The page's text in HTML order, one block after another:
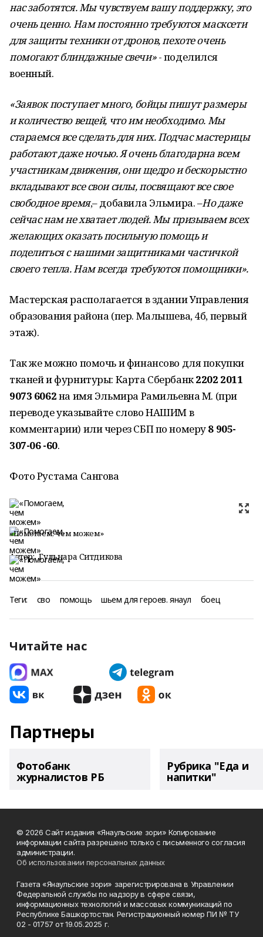
нас заботятся. Мы чувствуем вашу поддержку, это
очень ценно. Нам постоянно требуются масксети
для защиты техники от дронов, пехоте очень
помогают блиндажные свечи»- поделился
военный.
«Заявок поступает много, бойцы пишут размеры
и количество вещей, что им необходимо. Мы
стараемся все сделать для них. Подчас мастерицы
работают даже ночью. Я очень благодарна всем
участникам движения, они щедро и бескорыстно
вкладывают все свои силы, посвящают все свое
свободное время,– добавила Эльмира. –Но даже
сейчас нам не хватает людей. Мы призываем всех
желающих оказать посильную помощь и
поделиться с нашими защитниками частичкой
своего тепла. Нам всегда требуются помощники».
Мастерская располагается в здании Управления
образования района (пер. Малышева, 4б, первый
этаж).
Так же можно помочь и финансово для покупки
тканей и фурнитуры: Карта Сбербанк2202 2011
9073 6062на имя Эльмира Рамильевна М. (при
переводе указывайте слово НАШИМ в
комментарии) или через СБП по номеру8 905-
307-06 -60.
Фото Рустама Сангова
«Помогаем, чем можем»
Автор: Гульнара Ситдикова
Теги: сво помощь шьем для героев. янаул боец
Читайте нас
Партнеры
Фотобанк
журналистов РБ
Рубрика "Еда и
напитки"
© 2026 Сайт издания «Янаульские зори» Копирование
информации сайта разрешено только с письменного согласия
администрации.
Об использовании персональных данных
Газета «Янаульские зори» зарегистрирована в Управлении
Федеральной службы по надзору в сфере связи,
информационных технологий и массовых коммуникаций по
Республике Башкортостан. Регистрационный номер ПИ № ТУ
02 - 01757 от 19.05.2025 г.